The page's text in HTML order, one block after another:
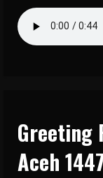
Greeting
Aceh